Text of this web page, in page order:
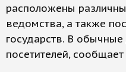
расположены
ведомства, а также
государств. В
посетителей, сообщает